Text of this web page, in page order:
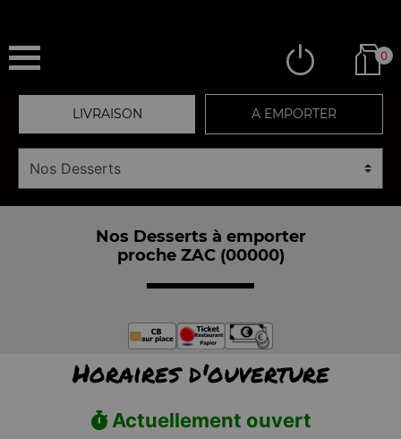
0
LIVRAISON A EMPORTER
Nos Desserts à emporter
proche ZAC (00000)
Horaires d'ouverture
Actuellement ouvert